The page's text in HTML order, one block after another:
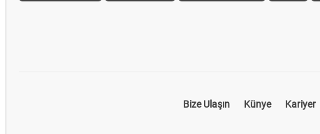
Bize Ulaşın Künye Kariyer